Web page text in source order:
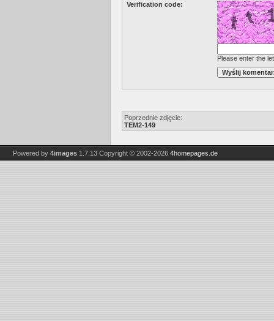
Verification code:
Please enter the
Poprzednie zdjęcie:
TEM2-149
Powered by 4images 1.7.13 Copyright © 2002-2026 4homepages.de